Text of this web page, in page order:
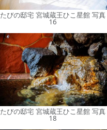
たびの邸宅 宮城蔵王ひこ星館 写真
16
たびの邸宅 宮城蔵王ひこ星館 写真
18